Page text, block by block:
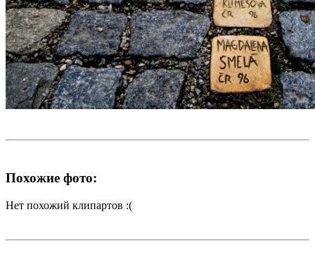
Похожие фото:
Нет похожий клипартов :(